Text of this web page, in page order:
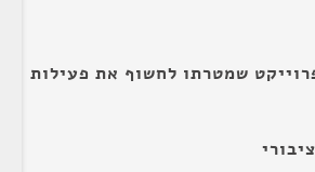
שמטרתו לחשוף את פעילות